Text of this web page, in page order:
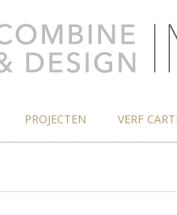
PROJECTEN VERF